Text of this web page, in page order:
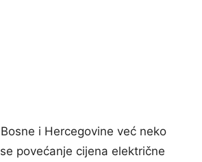
i Hercegovine već neko
povećanje cijena električne